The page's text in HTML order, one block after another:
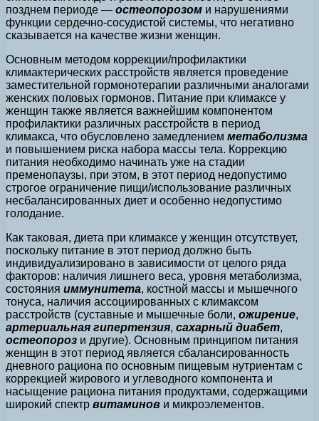
позднем периоде — остеопорозом и нарушениями
функции сердечно-сосудистой системы, что негативно
сказывается на качестве жизни женщин.
Основным методом коррекции/профилактики
климактерических расстройств является проведение
заместительной гормонотерапии различными аналогами
женских половых гормонов. Питание при климаксе у
женщин также является важнейшим компонентом
профилактики различных расстройств в период
климакса, что обусловлено замедлением метаболизма
и повышением риска набора массы тела. Коррекцию
питания необходимо начинать уже на стадии
пременопаузы, при этом, в этот период недопустимо
строгое ограничение пищи/использование различных
несбалансированных диет и особенно недопустимо
голодание.
Как таковая, диета при климаксе у женщин отсутствует,
поскольку питание в этот период должно быть
индивидуализировано в зависимости от целого ряда
факторов: наличия лишнего веса, уровня метаболизма,
состояния иммунитета, костной массы и мышечного
тонуса, наличия ассоциированных с климаксом
расстройств (суставные и мышечные боли, ожирение,
артериальная гипертензия, сахарный диабет,
остеопороз и другие). Основным принципом питания
женщин в этот период является сбалансированность
дневного рациона по основным пищевым нутриентам с
коррекцией жирового и углеводного компонента и
насыщение рациона питания продуктами, содержащими
широкий спектр витаминов и микроэлементов.